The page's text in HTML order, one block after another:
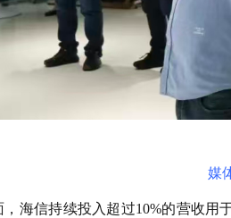
媒
信持续投入超过10%的营收用